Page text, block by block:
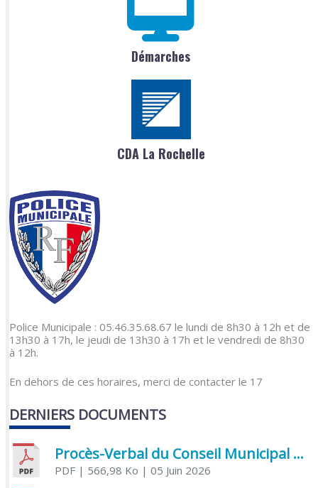
Démarches
CDA La Rochelle
Police Municipale : 05.46.35.68.67 le lundi de 8h30 à 12h et de
13h30 à 17h, le jeudi de 13h30 à 17h et le vendredi de 8h30
à 12h.
En dehors de ces horaires, merci de contacter le 17
DERNIERS DOCUMENTS
Procès-Verbal du Conseil Municipal du 5 juin 2026
PDF| 566,98 Ko | 05 Juin 2026